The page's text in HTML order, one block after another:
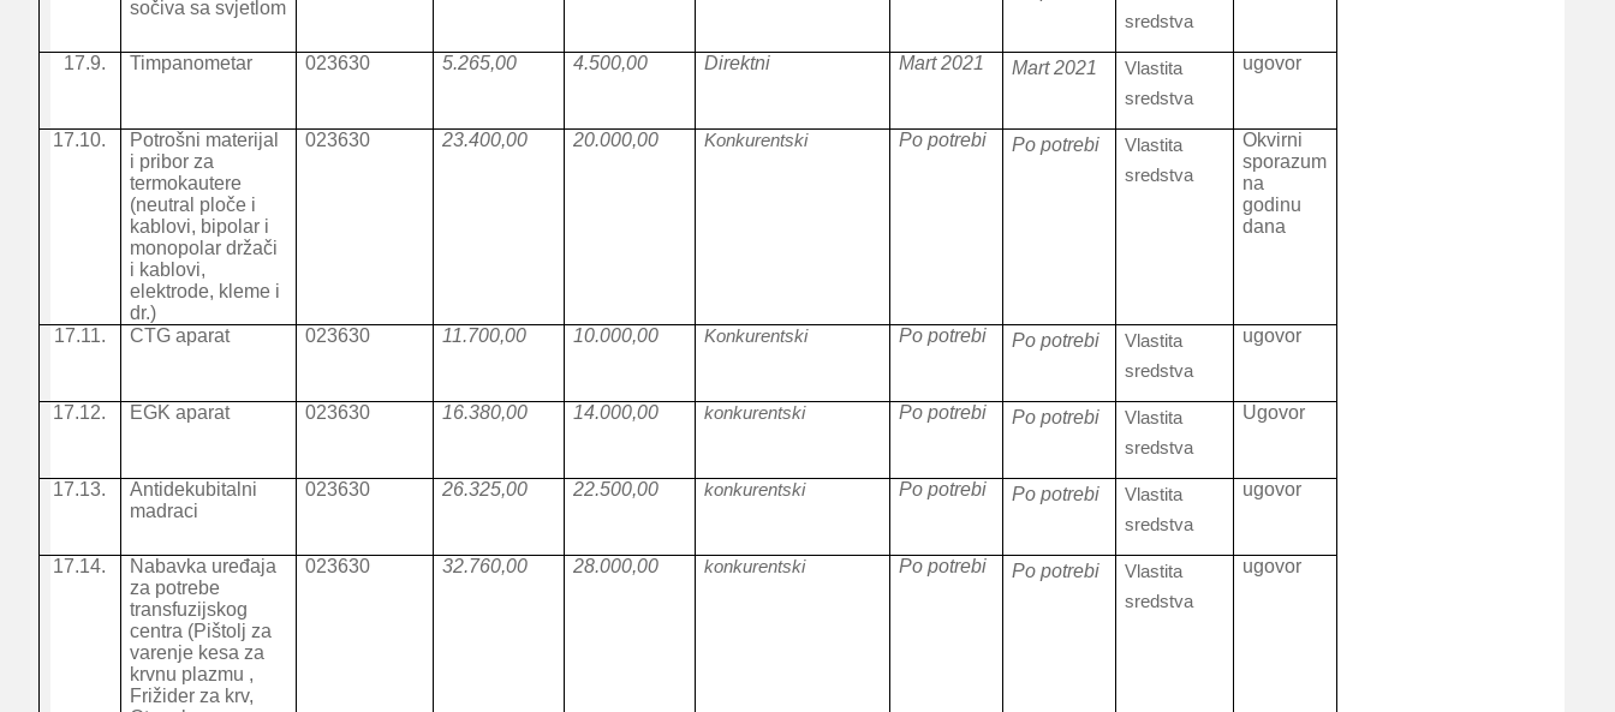
sočiva sa svjetlom
sredstva
17.9. Timpanometar 023630 5.265,00 4.500,00 Direktni Mart 2021 Mart 2021
Vlastita
sredstva
ugovor
17.10.
Potrošni materijal
i pribor za
termokautere
(neutral ploče i
kablovi, bipolar i
monopolar držači
i kablovi,
elektrode, kleme i
dr.)
023630 23.400,00 20.000,00 Konkurentski Po potrebi Po potrebi
Vlastita
sredstva
Okvirni
sporazum
na
godinu
dana
17.11. CTG aparat 023630 11.700,00 10.000,00 Konkurentski Po potrebi Po potrebi
Vlastita
sredstva
ugovor
17.12. EGK aparat 023630 16.380,00 14.000,00 konkurentski Po potrebi Po potrebi
Vlastita
sredstva
Ugovor
17.13.
Antidekubitalni
madraci
023630 26.325,00 22.500,00 konkurentski Po potrebi Po potrebi
Vlastita
sredstva
ugovor
17.14.
Nabavka uređaja
za potrebe
transfuzijskog
centra (Pištolj za
varenje kesa za
krvnu plazmu ,
Frižider za krv,
023630 32.760,00 28.000,00 konkurentski Po potrebi Po potrebi
Vlastita
sredstva
ugovor